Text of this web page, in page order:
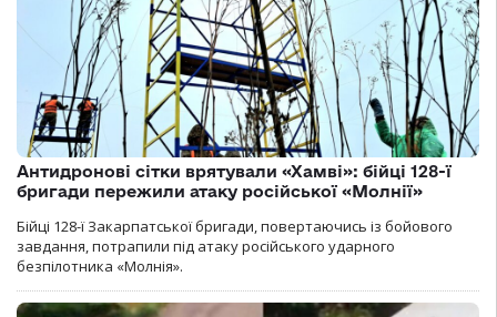
Антидронові сітки врятували «Хамві»: бійці 128-ї
бригади пережили атаку російської «Молнії»
Бійці 128-ї Закарпатської бригади, повертаючись із бойового
завдання, потрапили під атаку російського ударного
безпілотника «Молнія».